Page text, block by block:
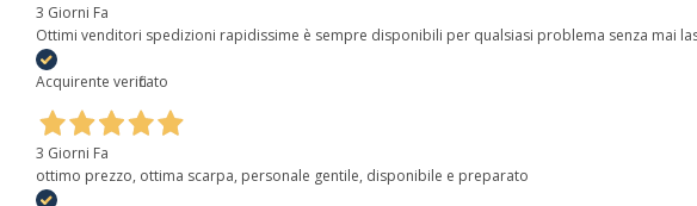
3 Giorni Fa
Ottimi venditori spedizioni rapidissime è sempre disponibili per qualsiasi problema senza mai
Acquirente verificato
3 Giorni Fa
ottimo prezzo, ottima scarpa, personale gentile, disponibile e preparato